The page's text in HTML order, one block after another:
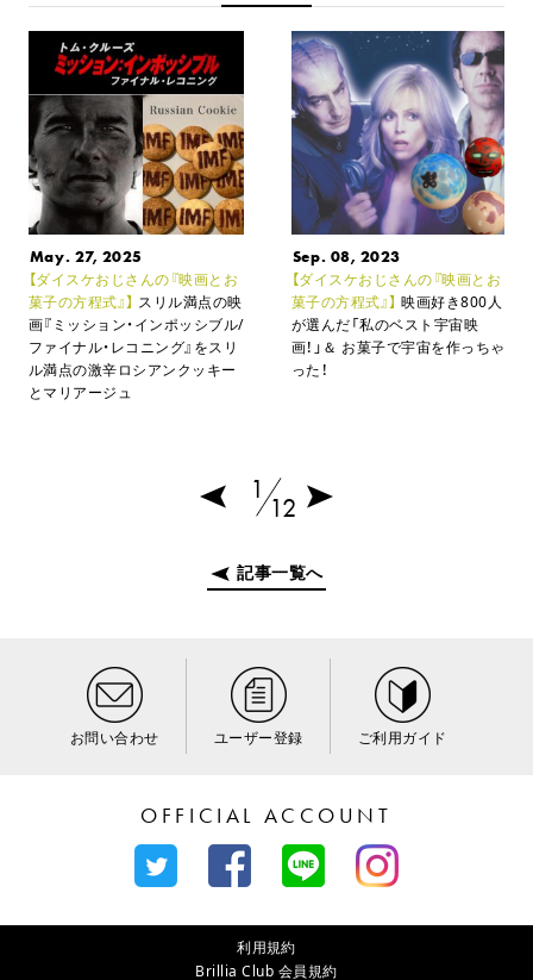
May. 27, 2025
【ダイスケおじさんの『映画とお
菓子の方程式』】 スリル満点の映
画『ミッション・インポッシブル/
ファイナル・レコニング』をスリ
ル満点の激辛ロシアンクッキー
とマリアージュ
Sep. 08, 2023
【ダイスケおじさんの『映画とお
菓子の方程式』】 映画好き800人
が選んだ「私のベスト宇宙映
画！」＆ お菓子で宇宙を作っちゃ
った！
1
12
記事一覧へ
お問い合わせ ユーザー登録 ご利用ガイド
OFFICIAL ACCOUNT
利用規約
Brillia Club 会員規約